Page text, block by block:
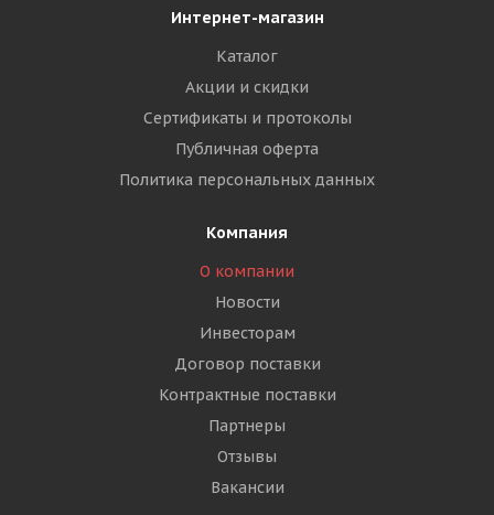
Интернет-магазин
Каталог
Акции и скидки
Сертификаты и протоколы
Публичная оферта
Политика персональных данных
Компания
О компании
Новости
Инвесторам
Договор поставки
Контрактные поставки
Партнеры
Отзывы
Вакансии